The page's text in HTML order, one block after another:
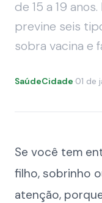
de 15 a 19
previne seis
sobra vacina e
SaúdeCidade·01 de
Se você tem
filho, sobrinho
atenção,